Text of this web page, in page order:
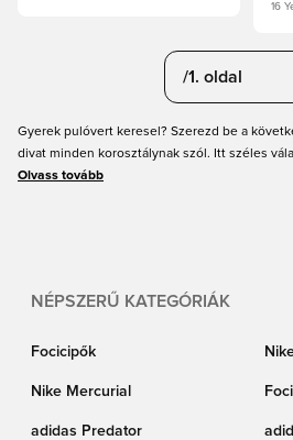
16
/1. oldal
Gyerek pulóvert keresel? Szerezd be a
divat minden korosztálynak szól. Itt széles
márkák, mint a Nike, adidas és PUMA
Olvass tovább
NÉPSZERŰ KATEGÓRIÁK
Focicipők
Nike Mercurial
adidas Predator